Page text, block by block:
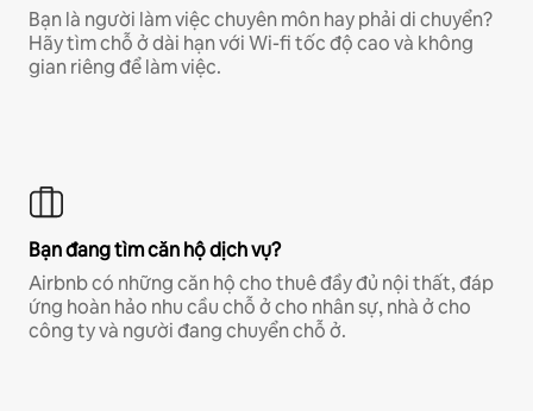
Bạn là người làm việc chuyên môn hay phải di chuyển?
Hãy tìm chỗ ở dài hạn với Wi-fi tốc độ cao và không
gian riêng để làm việc.
Bạn đang tìm căn hộ dịch vụ?
Airbnb có những căn hộ cho thuê đầy đủ nội thất, đáp
ứng hoàn hảo nhu cầu chỗ ở cho nhân sự, nhà ở cho
công ty và người đang chuyển chỗ ở.